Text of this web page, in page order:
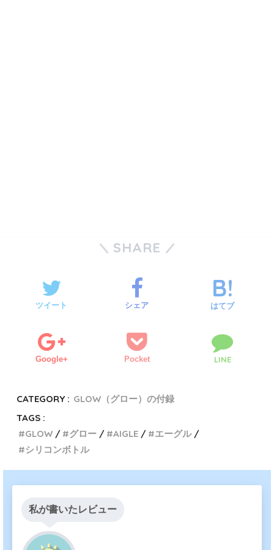
SHARE
ツイート シェア はてブ
Google+ Pocket LINE
CATEGORY : GLOW（グロー）の付録
TAGS :
GLOW
グロー AIGLE
エーグル
シリコンボトル
私が書いたレビュー